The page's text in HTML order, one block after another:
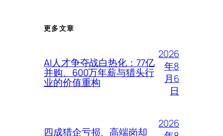
更多文章
AI人才争夺战白热化：77亿
并购、600万年薪与猎头行
业的价值重构
2026
年8
月6
日
四成猎企亏损、高端岗却
2026